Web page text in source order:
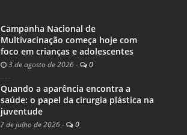
Campanha Nacional de
Multivacinação começa hoje com
foco em crianças e adolescentes
3 de agosto de 2026 - 0
Quando a aparência encontra a
saúde: o papel da cirurgia plástica na
juventude
7 de julho de 2026 - 0